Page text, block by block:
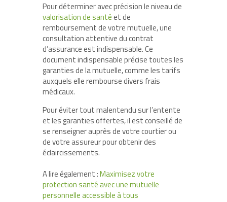
Pour déterminer avec précision le niveau de
valorisation de santéet de
remboursement de votre mutuelle, une
consultation attentive du contrat
d’assurance est indispensable. Ce
document indispensable précise toutes les
garanties de la mutuelle, comme les tarifs
auxquels elle rembourse divers frais
médicaux.
Pour éviter tout malentendu sur l’entente
et les garanties offertes, il est conseillé de
se renseigner auprès de votre courtier ou
de votre assureur pour obtenir des
éclaircissements.
A lire également :Maximisez votre
protection santé avec une mutuelle
personnelle accessible à tous